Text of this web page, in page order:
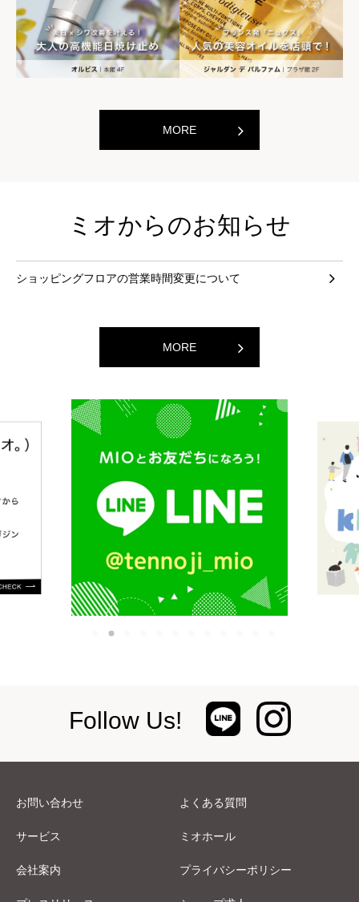
MORE
ミオからのお知らせ
ショッピングフロアの営業時間変更について
MORE
Follow Us!
お問い合わせ よくある質問
サービス ミオホール
会社案内 プライバシーポリシー